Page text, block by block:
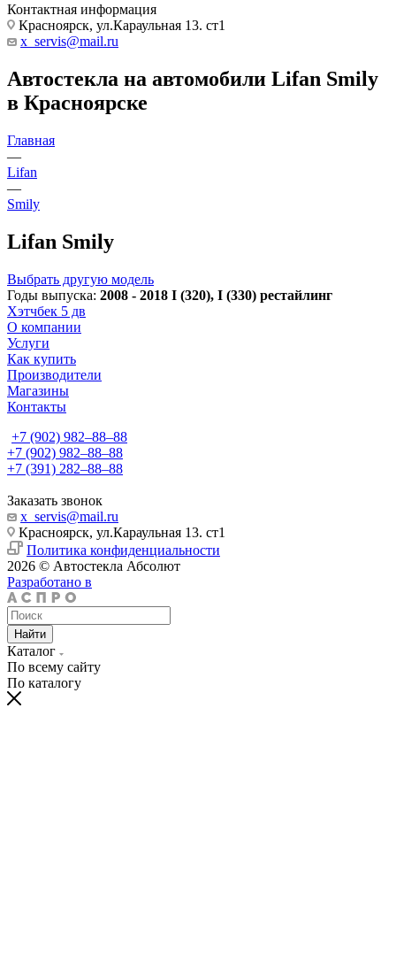
Контактная информация
Красноярск, ул.Караульная 13. ст1
x_servis@mail.ru
Автостекла на автомобили Lifan Smily
в Красноярске
Главная
—
Lifan
—
Smily
Lifan Smily
Выбрать другую модель
Годы выпуска: 2008 - 2018 I (320), I (330) рестайлинг
Хэтчбек 5 дв
О компании
Услуги
Как купить
Производители
Магазины
Контакты
+7 (902) 982‒88‒88
+7 (902) 982‒88‒88
+7 (391) 282‒88‒88
Заказать звонок
x_servis@mail.ru
Красноярск, ул.Караульная 13. ст1
Политика конфиденциальности
2026 © Автостекла Абсолют
Разработано в
Найти
Каталог
По всему сайту
По каталогу